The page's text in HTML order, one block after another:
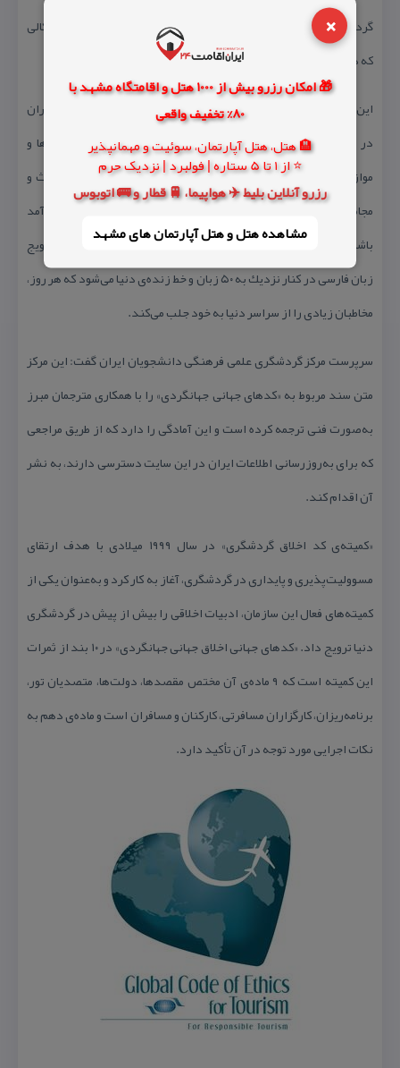
×
🎁 امکان رزرو بیش از 1000 هتل و اقامتگاه مشهد با
80% تخفیف واقعی
🏨 هتل، هتل آپارتمان، سوئیت و مهمانپذیر
⭐ از 1 تا 5 ستاره | فولبرد | نزدیک حرم
رزرو آنلاین بلیط ✈️ هواپیما، 🚆 قطار و 🚌 اتوبوس
مشاهده هتل و هتل‌ آپارتمان های مشهد
گردشگری» در دنیا محسوب می‌شود. بی‌تفاوتی و شلخته‌كاری در اشكالی
كه ذكر شد، زیبنده و مناسب نیست.
این عضو هیأت علمی جهاد دانشگاهی افزود: نظام جمهوری اسلامی ایران
در حال حاضر مدیریت گردشگری خود را با در نظر گرفتن چارچوب‌ها و
موازین اخلاقی تنظیم كرده و بدیهی است دست‌ كم در حوزه‌ی مباحث و
مجامع مربوط به «اخلاق جهانگردی» حضورش اثربخش و با فعالیتی كارآمد
باشد. مضاف بر این، دقت نظر در عرصه‌هایی مشابه، سبب معرفی و ترویج
زبان فارسی در كنار نزدیك به ۵۰ زبان و خط زنده‌ی دنیا می‌شود كه هر روز،
مخاطبان زیادی را از سراسر دنیا به خود جلب می‌كند.
سرپرست مركز گردشگری علمی فرهنگی دانشجویان ایران گفت: این مركز
متن سند مربوط به «كدهای جهانی جهانگردی» را با همكاری مترجمان مبرز
به‌صورت فنی ترجمه كرده است و این آمادگی را دارد كه از طریق مراجعی
كه برای به‌روزرسانی اطلاعات ایران در این سایت دسترسی دارند، به نشر
آن اقدام كند.
«كمیته‌ی كد اخلاق گردشگری» در سال ۱۹۹۹ میلادی با هدف ارتقای
مسوولیت‌پذیری و پایداری در گردشگری، آغاز به كار كرد و به‌عنوان یكی از
كمیته‌های فعال این سازمان، ادبیات اخلاقی را بیش از پیش در گردشگری
دنیا ترویج داد. «كدهای جهانی اخلاق جهانی جهانگردی» در ۱۰ بند از ثمرات
این كمیته است كه ۹ ماده‌ی آن مختص مقصدها، دولت‌ها، متصدیان تور،
برنامه‌ریزان، كارگزاران مسافرتی، كاركنان و مسافران است و ماده‌ی دهم به
نكات اجرایی مورد توجه در آن تأكید دارد.